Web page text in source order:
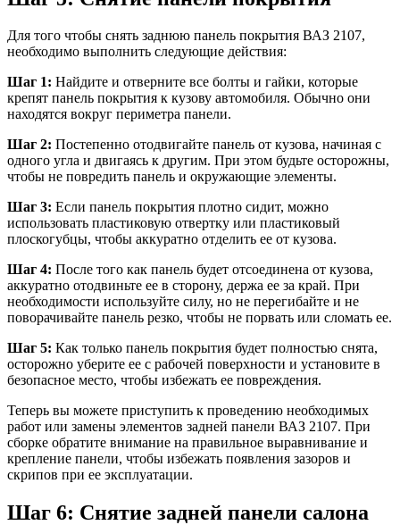
Для того чтобы снять заднюю панель покрытия ВАЗ 2107,
необходимо выполнить следующие действия:
Шаг 1: Найдите и отверните все болты и гайки, которые
крепят панель покрытия к кузову автомобиля. Обычно они
находятся вокруг периметра панели.
Шаг 2: Постепенно отодвигайте панель от кузова, начиная с
одного угла и двигаясь к другим. При этом будьте осторожны,
чтобы не повредить панель и окружающие элементы.
Шаг 3: Если панель покрытия плотно сидит, можно
использовать пластиковую отвертку или пластиковый
плоскогубцы, чтобы аккуратно отделить ее от кузова.
Шаг 4: После того как панель будет отсоединена от кузова,
аккуратно отодвиньте ее в сторону, держа ее за край. При
необходимости используйте силу, но не перегибайте и не
поворачивайте панель резко, чтобы не порвать или сломать ее.
Шаг 5: Как только панель покрытия будет полностью снята,
осторожно уберите ее с рабочей поверхности и установите в
безопасное место, чтобы избежать ее повреждения.
Теперь вы можете приступить к проведению необходимых
работ или замены элементов задней панели ВАЗ 2107. При
сборке обратите внимание на правильное выравнивание и
крепление панели, чтобы избежать появления зазоров и
скрипов при ее эксплуатации.
Шаг 6: Снятие задней панели салона